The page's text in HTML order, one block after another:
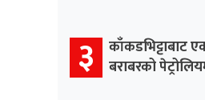
३ काँकडभिट्टाबाट
बराबरको